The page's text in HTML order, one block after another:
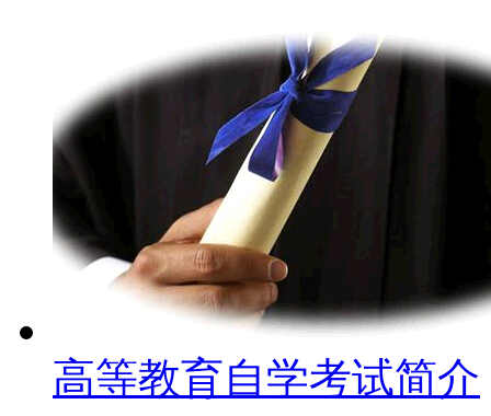
高等教育自学考试简介